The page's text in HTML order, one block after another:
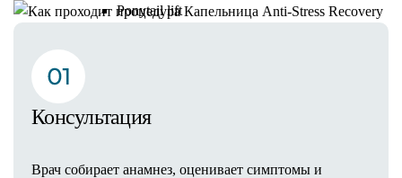
Ponytail lift
Септопластика
Пластика губ
Консультация
Врач собирает анамнез, оценивает симптомы и